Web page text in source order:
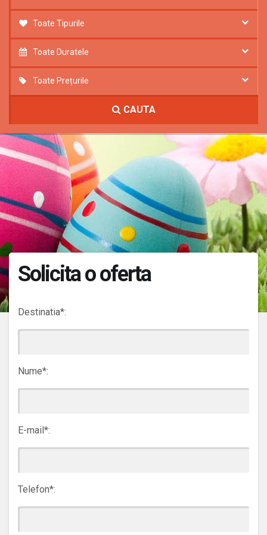
Toate Tipurile
Toate Duratele
Toate Prețurile
CAUTA
Solicita o oferta
Destinatia*:
Nume*:
E-mail*:
Telefon*: